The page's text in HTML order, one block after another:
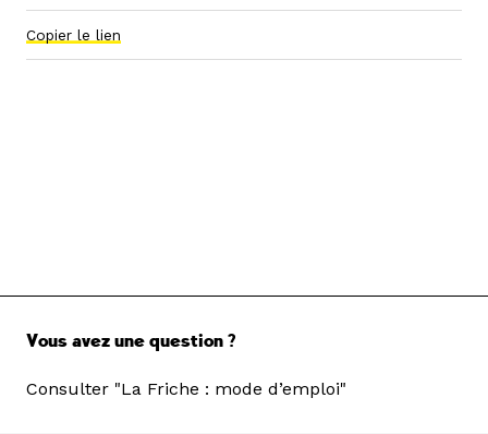
Copier le lien
Vous avez une question ?
Consulter "La Friche : mode d’emploi"